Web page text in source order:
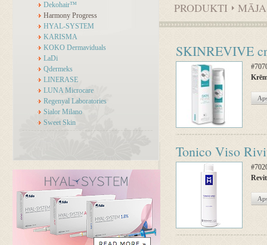
Dekohair™
Harmony Progress
HYAL-SYSTEM
KARISMA
KOKO Dermaviduals
LaDi
Qdermeks
LINERASE
LUNA Microcare
Regenyal Laboratories
Sialor Milano
Sweet Skin
PRODUKTI
SKINREVIVE
Tonico Viso